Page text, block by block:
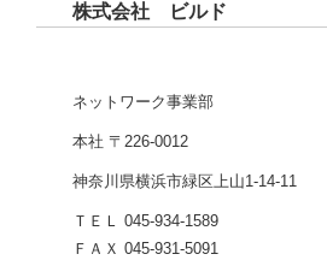
株式会社 ビルド
ネットワーク事業部
本社 〒226-0012
神奈川県横浜市緑区上山1-14-11
ＴＥＬ 045-934-1589
ＦＡＸ 045-931-5091